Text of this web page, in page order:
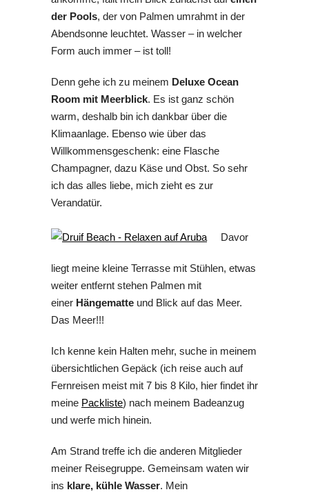
der Pools, der von Palmen umrahmt in der
Abendsonne leuchtet. Wasser – in welcher
Form auch immer – ist toll!
Denn gehe ich zu meinem Deluxe Ocean
Room mit Meerblick. Es ist ganz schön
warm, deshalb bin ich dankbar über die
Klimaanlage. Ebenso wie über das
Willkommensgeschenk: eine Flasche
Champagner, dazu Käse und Obst. So sehr
ich das alles liebe, mich zieht es zur
Verandatür.
Davor
liegt meine kleine Terrasse mit Stühlen, etwas
weiter entfernt stehen Palmen mit
einer Hängematte und Blick auf das Meer.
Das Meer!!!
Ich kenne kein Halten mehr, suche in meinem
übersichtlichen Gepäck (ich reise auch auf
Fernreisen meist mit 7 bis 8 Kilo, hier findet ihr
meine Packliste) nach meinem Badeanzug
und werfe mich hinein.
Am Strand treffe ich die anderen Mitglieder
meiner Reisegruppe. Gemeinsam waten wir
ins klare, kühle Wasser. Mein